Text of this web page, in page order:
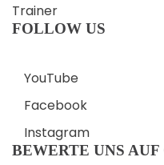
Trainer
FOLLOW US
YouTube
Facebook
Instagram
BEWERTE UNS